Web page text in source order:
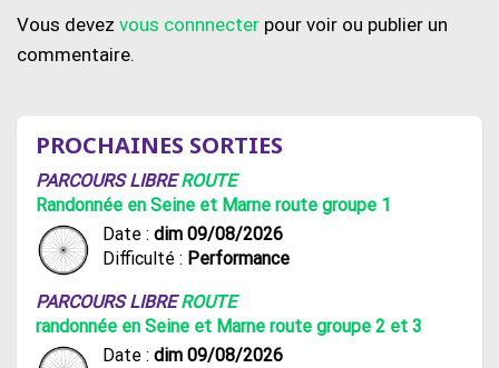
Vous devez vous connnecter pour voir ou publier un
commentaire.
PROCHAINES SORTIES
PARCOURS LIBREROUTE
Randonnée en Seine et Marne route groupe 1
Date : dim 09/08/2026
Difficulté : Performance
PARCOURS LIBREROUTE
randonnée en Seine et Marne route groupe 2 et 3
Date : dim 09/08/2026